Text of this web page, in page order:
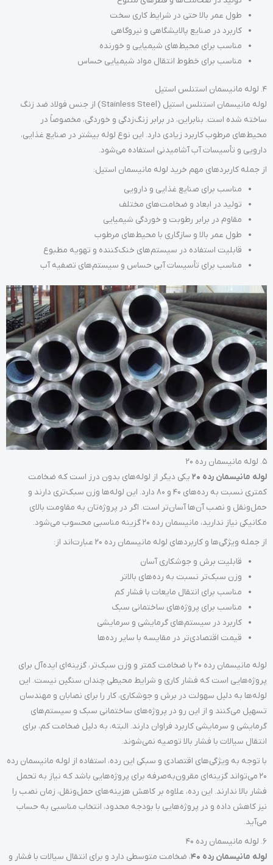
طول عمر بالا حتی در شرایط کاری سخت
کاربرد در صنایع پالایشگاهی و نیروگاهی
مناسب برای محیط‌های شیمیایی و خورنده
مناسب برای خطوط انتقال مواد شیمیایی حساس
4. لوله مانیسمان استنلس استیل
لوله مانیسمان استنلس استیل (Stainless Steel) از جنس فولاد ضد زنگ
ساخته شده است. بنابراین، در برابر زنگ‌زدگی و خوردگی، مخصوصاً در
محیط‌های مرطوب کاربرد زیادی دارد. این نوع لوله بیشتر در صنایع غذایی،
دارویی و تأسیسات آب آشامیدنی استفاده می‌شود.
از جمله کاربردهای مهم خرید لوله مانیسمان استیل:
مناسب برای صنایع غذایی و دارویی
تولید در ابعاد و ضخامت‌های مختلف
مقاوم در برابر رطوبت و خوردگی شیمیایی
طول عمر بالا و سازگاری با محیط‌های مرطوب
قابلیت استفاده در سیستم‌های خنک‌کننده و تهویه مطبوع
مناسب برای تأسیسات آبی حساس و سیستم‌های تصفیه آب
5. لوله مانیسمان رده 20
لوله مانیسمان رده 20
یکی دیگر از لوله‌های بدون درز است که ضخامت
کمتری نسبت به رده‌های 40 و 80 دارد. این لوله‌ها وزن سبک‌تری دارند و
حمل‌ونقل و نصب آن‌ها آسان‌تر است. اگر در پروژه‌تان به مقاومت بالای
مکانیکی نیاز ندارید، مانیسمان رده 20 گزینه مناسبی محسوب می‌شود.
از جمله ویژگی‌ها و کاربردهای لوله مانیسمان رده 20 عبارت‌اند از:
قابلیت برش و جوشکاری آسان
وزن سبک‌تر نسبت به رده‌های بالاتر
مناسب برای انتقال مایعات با فشار کم
مناسب برای پروژه‌های ساختمانی سبک
کاربرد در سیستم‌های گرمایشی و سرمایشی
قیمت اقتصادی‌تر در مقایسه با سایر رده‌ها
لوله مانیسمان رده 20 با ضخامت کمتر و وزن سبک‌تر، گزینه‌ای ایده‌آل برای
پروژه‌هایی است که فشار کاری و شرایط محیطی چندان سنگین نیست. این
لوله‌ها به دلیل سهولت در برش و جوشکاری، کار را برای نصابان و مهندسان
تسهیل می‌کنند و از این رو در پروژه‌های ساختمانی سبک و سیستم‌های
گرمایشی و سرمایشی کاربرد فراوان دارند. البته، به دلیل ضخامت کم، برای
انتقال سیالات با فشار بالا توصیه نمی‌شوند.
با توجه به ویژگی‌های اقتصادی و سبکی این رده، استفاده از لوله مانیسمان رده
20 می‌تواند گزینه‌ای مقرون‌به‌صرفه برای پروژه‌هایی باشد که نیاز به تحمل
فشار بالا ندارند. این رده، علاوه بر کاهش هزینه‌های حمل‌ونقل، زمان نصب را
نیز کاهش داده و در پروژه‌هایی با بودجه محدود، انتخاب مناسبی به حساب
می‌آید.
6. لوله مانیسمان رده 40
لوله مانیسمان رده 40
، ضخامت متوسطی دارد و برای انتقال سیالات با فشار و